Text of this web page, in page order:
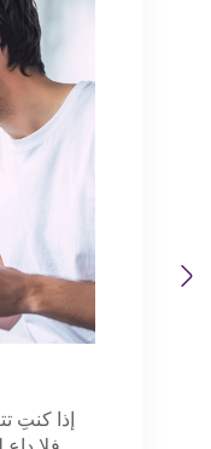
Previous
إذا كنتِ